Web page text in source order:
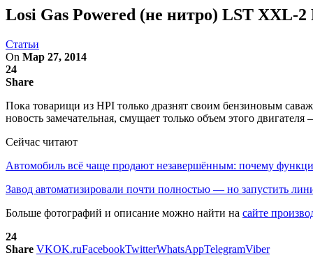
Losi Gas Powered (не нитро) LST XXL-2
Статьи
On Мар 27, 2014
24
Share
Пока товарищи из HPI только дразнят своим бензиновым
новость замечательная, смущает только объем этого
Сейчас читают
Автомобиль всё чаще продают незавершённым: почему
Завод автоматизировали почти полностью — но запустить
Больше фотографий и описание можно найти на сайте
24
Share VKOK.ruFacebookTwitterWhatsAppTelegramViber